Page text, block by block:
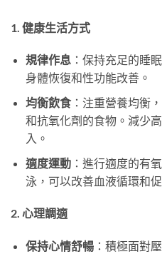
1. 健康生活方式
規律作息：保持充足的睡
身體恢復和性功能改善。
均衡飲食：注重營養均衡
和抗氧化劑的食物。減少
入。
適度運動：進行適度的有
泳，可以改善血液循環和
2. 心理調適
保持心情舒暢：積極面對